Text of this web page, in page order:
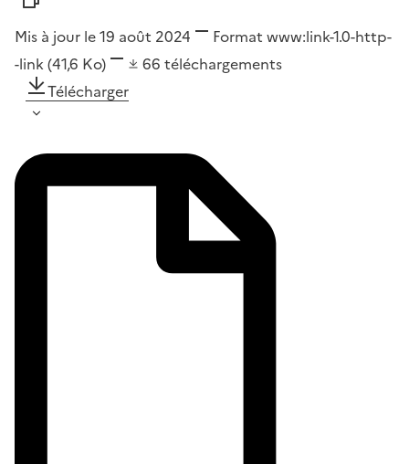
Mis à jour le 19 août 2024 Format www:link-1.0-http-
-link (41,6 Ko) 66 téléchargements
Télécharger